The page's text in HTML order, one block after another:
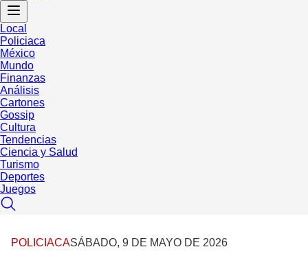
Local
Policiaca
México
Mundo
Finanzas
Análisis
Cartones
Gossip
Cultura
Tendencias
Ciencia y Salud
Turismo
Deportes
Juegos
POLICIACASÁBADO, 9 DE MAYO DE 2026